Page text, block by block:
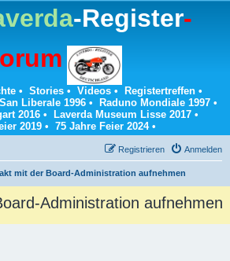
-Register-
• Stories• Videos• Registertreffen•
Liberale 1996• Raduno Mondiale 1997•
2016 • Laverda Museum Lisse 2017 •
2019 • 75 Jahre Feier 2024•
Anmelden
Registrieren
mit der Board-Administration aufnehmen
Administration aufnehmen